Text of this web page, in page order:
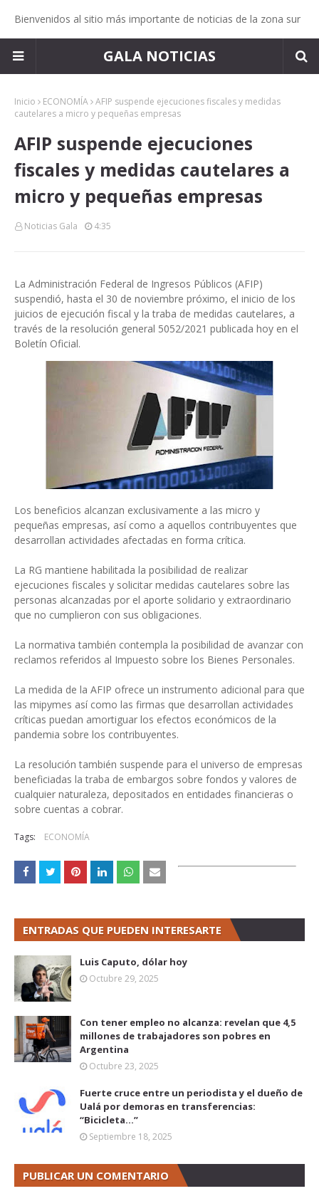
Bienvenidos al sitio más importante de noticias de la zona sur
GALA NOTICIAS
Inicio ECONOMÍA AFIP suspende ejecuciones fiscales y medidas
cautelares a micro y pequeñas empresas
AFIP suspende ejecuciones
fiscales y medidas cautelares a
micro y pequeñas empresas
Noticias Gala 4:35
La Administración Federal de Ingresos Públicos (AFIP)
suspendió, hasta el 30 de noviembre próximo, el inicio de los
juicios de ejecución fiscal y la traba de medidas cautelares, a
través de la resolución general 5052/2021 publicada hoy en el
Boletín Oficial.
Los beneficios alcanzan exclusivamente a las micro y
pequeñas empresas, así como a aquellos contribuyentes que
desarrollan actividades afectadas en forma crítica.
La RG mantiene habilitada la posibilidad de realizar
ejecuciones fiscales y solicitar medidas cautelares sobre las
personas alcanzadas por el aporte solidario y extraordinario
que no cumplieron con sus obligaciones.
La normativa también contempla la posibilidad de avanzar con
reclamos referidos al Impuesto sobre los Bienes Personales.
La medida de la AFIP ofrece un instrumento adicional para que
las mipymes así como las firmas que desarrollan actividades
críticas puedan amortiguar los efectos económicos de la
pandemia sobre los contribuyentes.
La resolución también suspende para el universo de empresas
beneficiadas la traba de embargos sobre fondos y valores de
cualquier naturaleza, depositados en entidades financieras o
sobre cuentas a cobrar.
Tags: ECONOMÍA
ENTRADAS QUE PUEDEN INTERESARTE
Luis Caputo, dólar hoy
Octubre 29, 2025
Con tener empleo no alcanza: revelan que 4,5
millones de trabajadores son pobres en
Argentina
Octubre 23, 2025
Fuerte cruce entre un periodista y el dueño de
Ualá por demoras en transferencias:
“Bicicleta...”
Septiembre 18, 2025
PUBLICAR UN COMENTARIO